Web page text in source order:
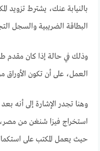
بالنيابة عنك، يشترط تزويد
البطاقة الضريبية والسجل
وذلك في حالة إذا كان
العمل، على أن تكون الأوراق
وهنا تجدر الإشارة إلى أنه
استخراج فيزا شنغن من
حيث يعمل المكتب على